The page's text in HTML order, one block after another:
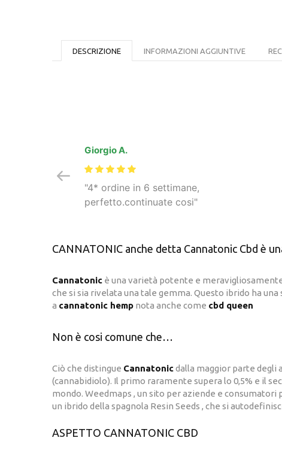
DESCRIZIONE INFORMAZIONI AGGIUNTIVE
Giorgio A.
4* ordine in 6 settimane,
perfetto.continuate cosi
CANNATONIC anche detta Cannatonic Cbd è
Cannatonic è una varietà potente e
che si sia rivelata una tale gemma. Questo ibrido ha
a cannatonic hemp nota anche come cbd queen
Non è cosi comune che…
Ciò che distingue Cannatonicdalla maggior parte degli
(cannabidiolo). Il primo raramente supera lo 0,5% e il
mondo. Weedmaps , un sito per aziende e
un ibrido della spagnola Resin Seeds , che si
ASPETTO CANNATONIC CBD